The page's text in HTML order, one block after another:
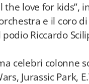
the love for kids”,
e il coro di
podio Riccardo
celebri colonne
Jurassic Park,